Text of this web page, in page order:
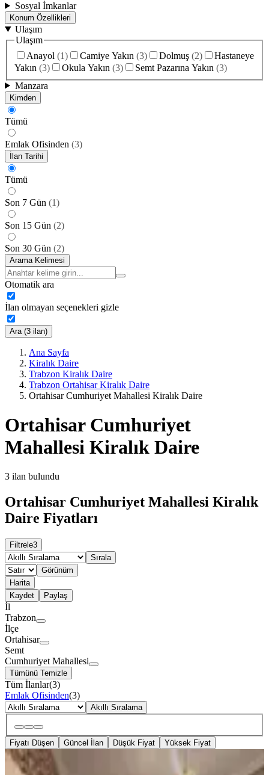
Sosyal İmkanlar
Konum Özellikleri
Ulaşım
Ulaşım
Anayol (1) Camiye Yakın (3) Dolmuş (2)
Hastaneye
Yakın (3) Okula Yakın (3) Semt Pazarına Yakın (3)
Manzara
Kimden
Tümü
Emlak Ofisinden (3)
İlan Tarihi
Tümü
Son 7 Gün (1)
Son 15 Gün (2)
Son 30 Gün (2)
Arama Kelimesi
Otomatik ara
İlan olmayan seçenekleri gizle
Ara (3 ilan)
Ana Sayfa
Kiralık Daire
Trabzon Kiralık Daire
Trabzon Ortahisar Kiralık Daire
Ortahisar Cumhuriyet Mahallesi Kiralık Daire
Ortahisar Cumhuriyet
Mahallesi Kiralık Daire
3 ilan bulundu
Ortahisar Cumhuriyet Mahallesi Kiralık
Daire Fiyatları
Filtrele3
Sırala
Görünüm
Harita
Kaydet
Paylaş
İl
Trabzon
İlçe
Ortahisar
Semt
Cumhuriyet Mahallesi
Tümünü Temizle
Tüm İlanlar(3)
Emlak Ofisinden(3)
Akıllı Sıralama
Fiyatı Düşen Güncel İlan Düşük Fiyat Yüksek Fiyat
EŞYALI